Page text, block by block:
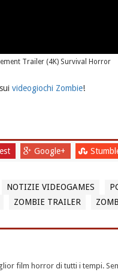
Trailer (4K) Survival Horror
videogiochi Zombie!
Google+
NOTIZIE VIDEOGAMES
ZOMBIE TRAILER
film horror di tutti i tempi.